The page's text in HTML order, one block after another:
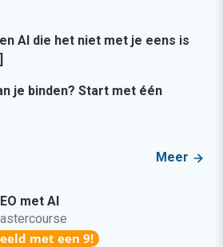
AI die het niet met je eens is
je binden? Start met één
Meer
met AI
met een 9!